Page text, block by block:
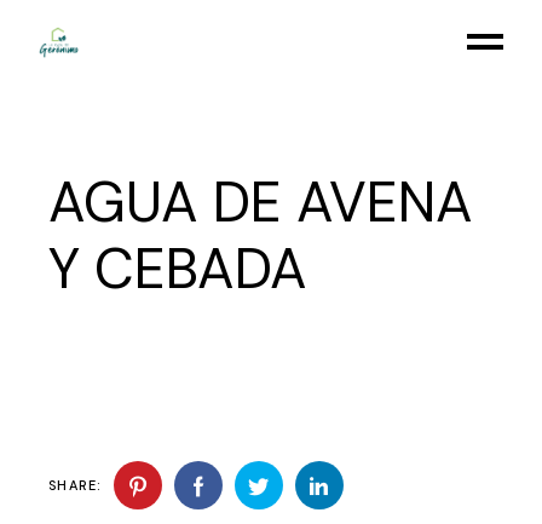
AGUA DE AVENA
Y CEBADA
SHARE: